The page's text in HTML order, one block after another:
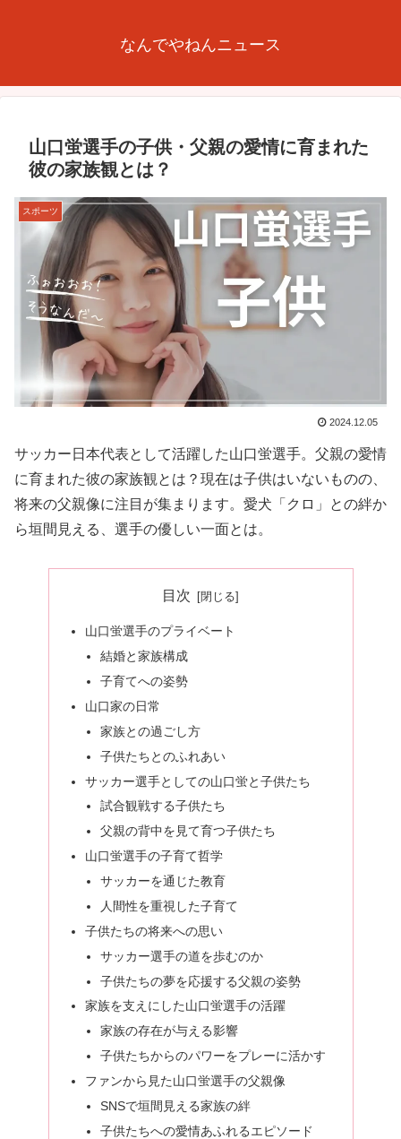
なんでやねんニュース
山口蛍選手の子供・父親の愛情に育まれた
彼の家族観とは？
スポーツ
2024.12.05
サッカー日本代表として活躍した山口蛍選手。父親の愛情
に育まれた彼の家族観とは？現在は子供はいないものの、
将来の父親像に注目が集まります。愛犬「クロ」との絆か
ら垣間見える、選手の優しい一面とは。
目次
山口蛍選手のプライベート
結婚と家族構成
子育てへの姿勢
山口家の日常
家族との過ごし方
子供たちとのふれあい
サッカー選手としての山口蛍と子供たち
試合観戦する子供たち
父親の背中を見て育つ子供たち
山口蛍選手の子育て哲学
サッカーを通じた教育
人間性を重視した子育て
子供たちの将来への思い
サッカー選手の道を歩むのか
子供たちの夢を応援する父親の姿勢
家族を支えにした山口蛍選手の活躍
家族の存在が与える影響
子供たちからのパワーをプレーに活かす
ファンから見た山口蛍選手の父親像
SNSで垣間見える家族の絆
子供たちへの愛情あふれるエピソード